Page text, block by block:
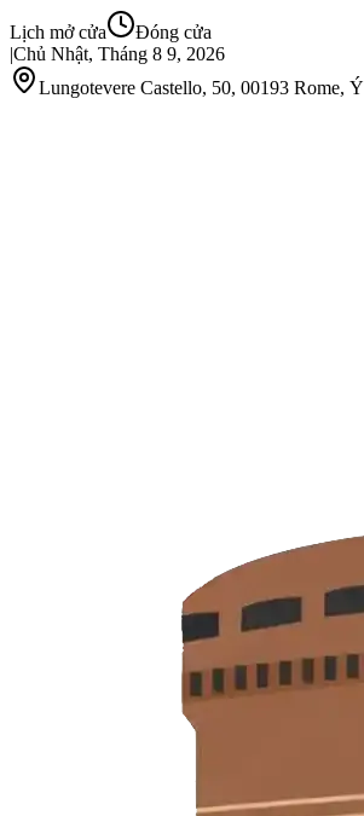
Lịch mở cửa
Đóng cửa
|Chủ Nhật, Tháng 8 9, 2026
Lungotevere Castello, 50, 00193 Rome, Ý